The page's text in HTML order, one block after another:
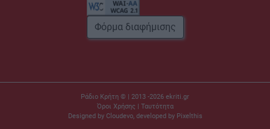
Φόρμα διαφήμισης
Ράδιο Κρήτη © | 2013 -2026 ekriti.gr
Όροι Χρήσης | Ταυτότητα
Designed by Cloudevo, developed by Pixelthis